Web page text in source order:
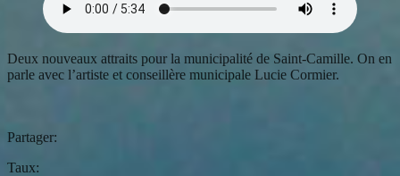
Deux nouveaux attraits pour la municipalité de Saint-Camille. On en
parle avec l’artiste et conseillère municipale Lucie Cormier.
Partager:
Taux: